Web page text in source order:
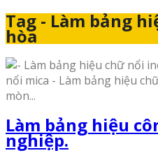
Tag - Làm bảng
hòa
Làm bảng hiệu
nghiệp.